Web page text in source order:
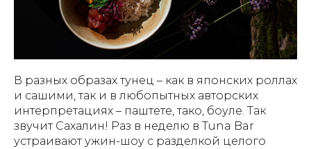
В разных образах тунец – как в японских роллах
и сашими, так и в любопытных авторских
интерпретациях – паштете, тако, боуле. Так
звучит Сахалин! Раз в неделю в Tuna Bar
устраивают ужин-шоу с разделкой целого